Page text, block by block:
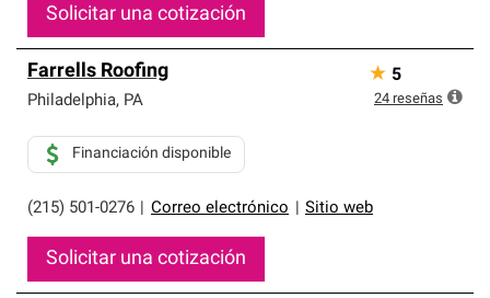
Solicitar una cotización
Farrells Roofing
Philadelphia, PA
(215) 501-0276 Correo electrónico Sitio web
Financiación disponible
Solicitar una cotización
★ 5
24 reseñas